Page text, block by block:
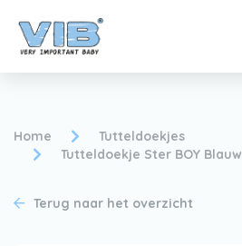
VIB®-Dealer worden
Home
Tutteldoekjes
Tutteldoekje Ster BOY Blauw
Terug naar het overzicht